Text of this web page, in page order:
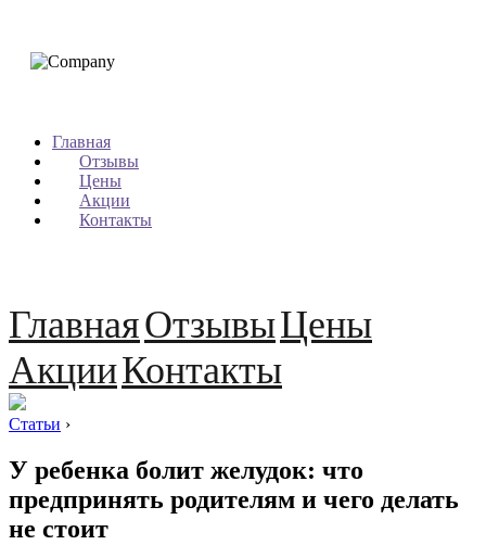
Главная
Отзывы
Цены
Акции
Контакты
ГлавнаяОтзывыЦены
АкцииКонтакты
Статьи ›
У ребенка болит желудок: что
предпринять родителям и чего делать
не стоит